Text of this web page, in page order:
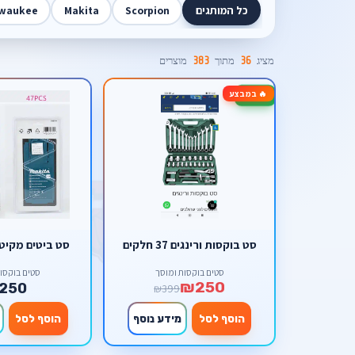
כל המותגים Scorpion
Makita
מציג 36 מתוך 383 מוצרים
🔥 במבצע-37%
סט בוקסות ורינגים 37 חלקים
סטים בוקסות ומוסך
₪250
₪399
הוסף לסל מידע נוסף
סט ביטים מקיטה 48
סטים
הוסף לסל